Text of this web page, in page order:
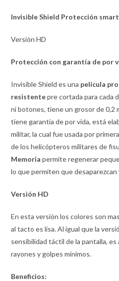
Invisible Shield Protección
Versión HD
Protección con garantía de por
Invisible Shield es una película
resistentepre cortada para cada
ni botones, tiene un grosor de 0,2
tiene garantía de por vida, está
militar, la cual fue usada por
de los helicópteros militares de
Memoria permite regenerar
lo que permiten que
Versión HD
En esta versión los colores son
al tacto es lisa. Al igual que la
sensibilidad táctil de la pantalla,
rayones y golpes mínimos.
Beneficios: